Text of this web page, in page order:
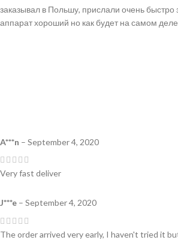
заказывал в Польшу, прислали очень быстро
аппарат хороший но как будет на самом
A***n – September 4, 2020
Very fast deliver
J***e – September 4, 2020
The order arrived very early, I haven't tried it